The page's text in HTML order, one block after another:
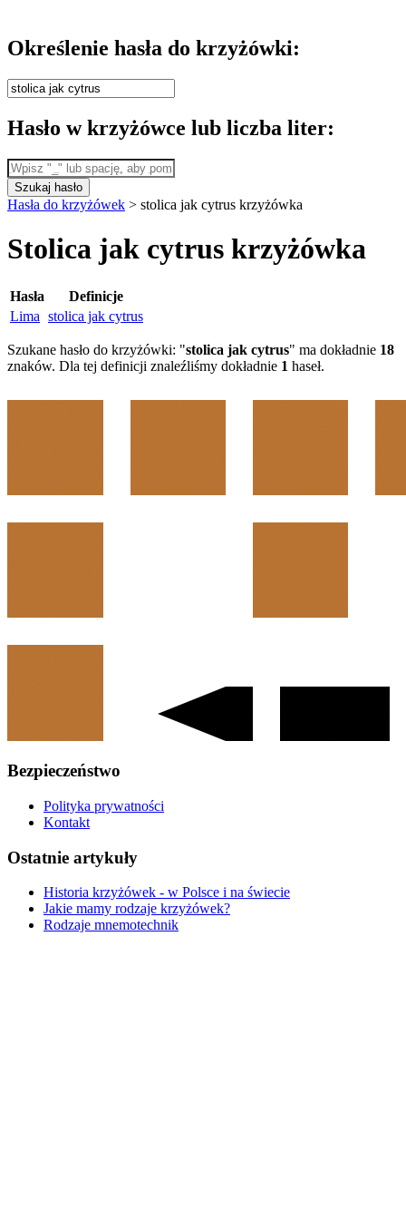
Określenie hasła do krzyżówki:
Hasło w krzyżówce lub liczba liter:
Szukaj hasło
Hasła do krzyżówek > stolica jak cytrus krzyżówka
Stolica jak cytrus krzyżówka
Hasła
Definicje
Lima stolica jak cytrus
Szukane hasło do krzyżówki: "stolica jak cytrus" ma dokładnie 18
znaków. Dla tej definicji znaleźliśmy dokładnie 1 haseł.
Bezpieczeństwo
Polityka prywatności
Kontakt
Ostatnie artykuły
Historia krzyżówek - w Polsce i na świecie
Jakie mamy rodzaje krzyżówek?
Rodzaje mnemotechnik